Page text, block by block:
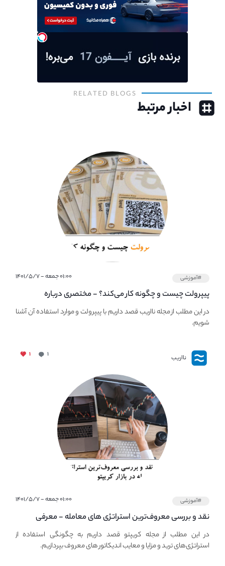
RELATED BLOGS
اخبار مرتبط
#آموزشی ۰۱:۰۰ جمعه - ۱۴۰۱/۵/۷
پیپر‌ولت چیست و چگونه کار می‌کند؟ - مختصری درباره
PaperWallet
در این مطلب از مجله نااریب قصد داریم با پیپر‌ولت و موارد استفاده آن آشنا
شویم.
نااریب ۱ ۱
#آموزشی ۰۱:۰۰ جمعه - ۱۴۰۱/۵/۷
نقد و بررسی معروف‌ترین استراتژی های معامله - معرفی
استراتژی های مهم ترید در بازار کریپتو
در این مطلب از مجله کریپتو قصد داریم به چگونگی استفاده از
استراتژی‌های ترید و مزایا و معایب اندیکاتور های معروف بپردازیم.